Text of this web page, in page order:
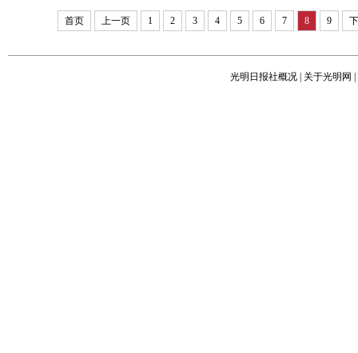
首页 上一页 1 2 3 4 5 6 7 8 9
光明日报社概况 关于光明网